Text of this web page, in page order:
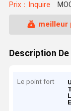
Prix：Inquire
meilleur
Description
Le point fort